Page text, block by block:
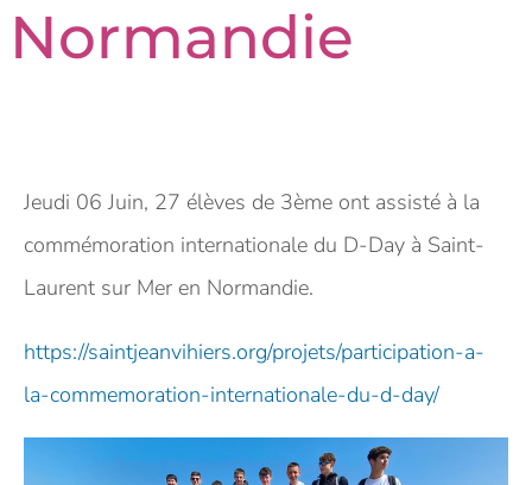
Normandie
Jeudi 06 Juin, 27 élèves de 3ème ont assisté à la
commémoration internationale du D-Day à Saint-
Laurent sur Mer en Normandie.
https://saintjeanvihiers.org/projets/participation-a-
la-commemoration-internationale-du-d-day/